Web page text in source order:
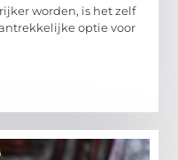
worden, is het zelf
optie voor